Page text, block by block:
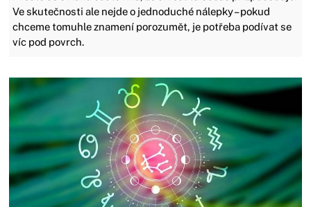
Ve skutečnosti ale nejde o jednoduché nálepky – pokud
chceme tomuhle znamení porozumět, je potřeba podívat se
víc pod povrch.